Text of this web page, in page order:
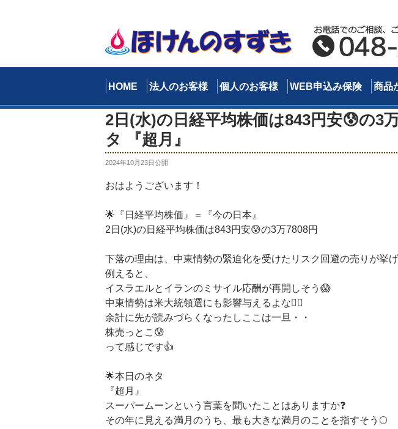
ツ
キ
HOME 法人のお客様 個人のお客様 WEB申込み保険 商品
2日(水)の日経平均株価は843円安😰の3
タ 『超月』
投
日:
2024年10月23日公開
おはようございます！
🌟『日経平均株価』＝『今の日本』
2日(水)の日経平均株価は843円安😰の3万7808円
下落の理由は、中東情勢の緊迫化を受けたリスク回避の売りが挙
例えると、
イスラエルとイランのミサイル応酬が再開しそう😱
中東情勢は米大統領選にも影響与えるよな😵‍💫
余計に先が読みづらくなったしここは一旦・・
株売っとこ😰
って感じです👍
🌟本日のネタ
『超月』
スーパームーンという言葉を聞いたことはありますか❓
その年に見える満月のうち、最も大きな満月のことを指すそう🌕